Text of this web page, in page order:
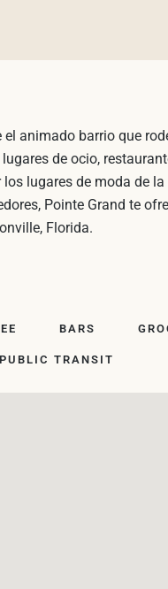
el animado barrio que
de ocio,
los lugares de moda de
Pointe Grand te
Florida.
BARS
PUBLIC TRANSIT